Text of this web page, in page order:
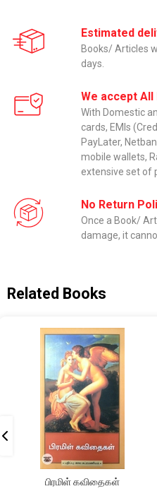
Estimated
Books/ Articles
days.
We accept
With Domestic
cards, EMIs
PayLater,
mobile wallets,
extensive set of
No Return
Once a Book/
damage, it
Related Books
பிரமிள் கவிதைகள்